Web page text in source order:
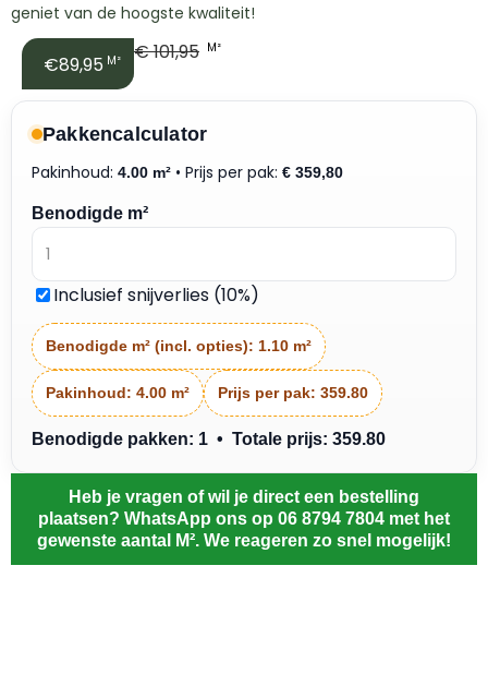
geniet van de hoogste kwaliteit!
€89,95 M² €101,95 M²
Pakkencalculator
Pakinhoud: 4.00 m² • Prijs per pak: € 359,80
Benodigde m²
Inclusief snijverlies (10%)
Benodigde m² (incl. opties): 1.10 m²
Pakinhoud: 4.00 m² Prijs per pak: 359.80
Benodigde pakken: 1 • Totale prijs: 359.80
Heb je vragen of wil je direct een bestelling
plaatsen? WhatsApp ons op 06 8794 7804 met het
gewenste aantal M². We reageren zo snel mogelijk!